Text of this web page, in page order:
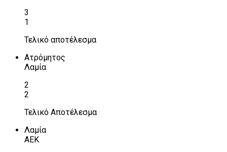
3
1
Τελικό αποτέλεσμα
Ατρόμητος
Λαμία
2
2
Τελικό Αποτέλεσμα
Λαμία
ΑΕΚ